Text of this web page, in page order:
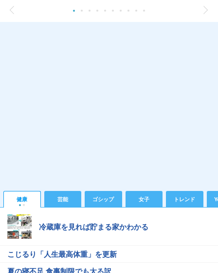
健康 芸能 ゴシップ 女子 トレンド
冷蔵庫を見れば貯まる家かわかる
こじるり「人生最高体重」を更新